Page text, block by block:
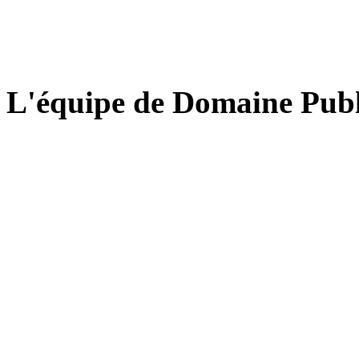
L'équipe de Domaine